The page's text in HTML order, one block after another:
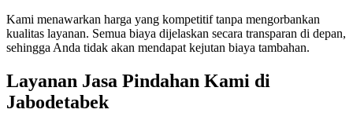
Kami menawarkan harga yang kompetitif tanpa mengorbankan
kualitas layanan. Semua biaya dijelaskan secara transparan di depan,
sehingga Anda tidak akan mendapat kejutan biaya tambahan.
Layanan Jasa Pindahan Kami di
Jabodetabek